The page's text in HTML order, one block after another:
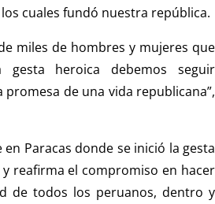
cuales fundó nuestra república.
miles de hombres y mujeres que
gesta heroica debemos seguir
de una vida republicana”,
Paracas donde se inició la gesta
reafirma el compromiso en hacer
de todos los peruanos, dentro y